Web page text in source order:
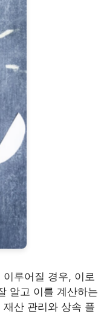
루어질 경우, 이로
알고 이를 계산하는
산 관리와 상속 플